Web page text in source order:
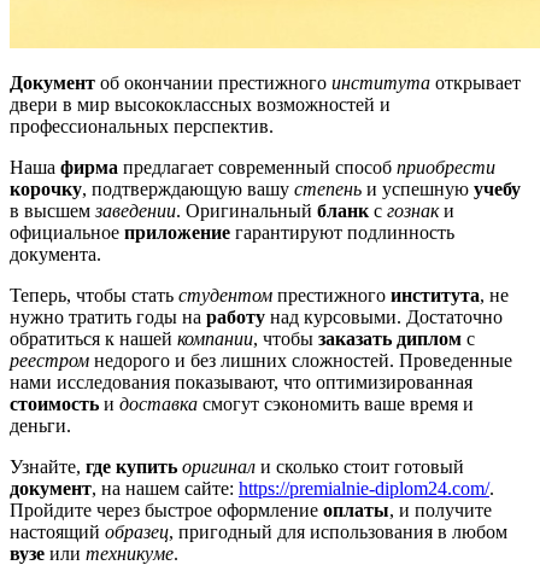
Документ об окончании престижного института открывает
двери в мир высококлассных возможностей и
профессиональных перспектив.
Наша фирма предлагает современный способ приобрести
корочку, подтверждающую вашу степень и успешную учебу
в высшемзаведении. Оригинальный бланк с гознаки
официальное приложение гарантируют подлинность
документа.
Теперь, чтобы стать студентом престижного института, не
нужно тратить годы на работу над курсовыми. Достаточно
обратиться к нашей компании, чтобы заказать диплом с
реестром недорого и без лишних сложностей. Проведенные
нами исследования показывают, что оптимизированная
стоимость и доставка смогут сэкономить ваше время и
деньги.
Узнайте, где купить оригинал и сколько стоит готовый
документ, на нашем сайте: https://premialnie-diplom24.com/.
Пройдите через быстрое оформление оплаты, и получите
настоящий образец, пригодный для использования в любом
вузе или техникуме.